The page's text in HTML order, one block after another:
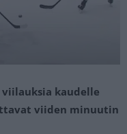
kaudelle
viiden minuutin